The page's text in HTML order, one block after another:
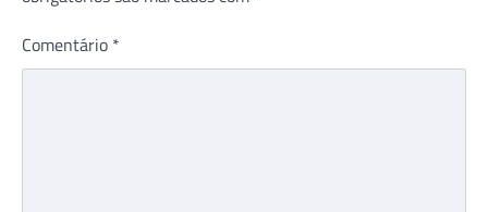
Comentário *